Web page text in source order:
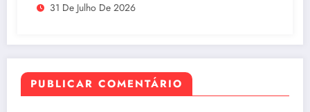
31 De Julho De 2026
PUBLICAR COMENTÁRIO